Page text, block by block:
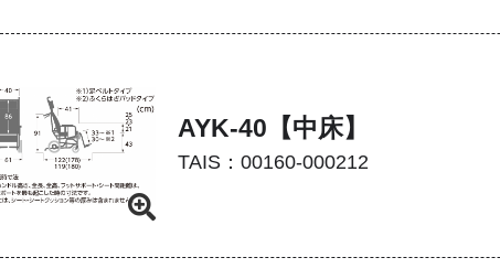
AYK-40【中床】
TAIS：00160-000212